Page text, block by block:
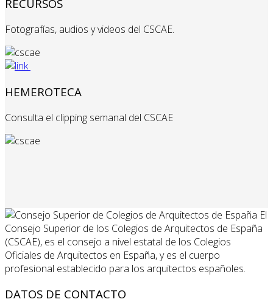
RECURSOS
Fotografías, audios y videos del CSCAE.
HEMEROTECA
Consulta el clipping semanal del CSCAE
El
Consejo Superior de los Colegios de Arquitectos de España
(CSCAE), es el consejo a nivel estatal de los Colegios
Oficiales de Arquitectos en España, y es el cuerpo
profesional establecido para los arquitectos españoles.
DATOS DE CONTACTO